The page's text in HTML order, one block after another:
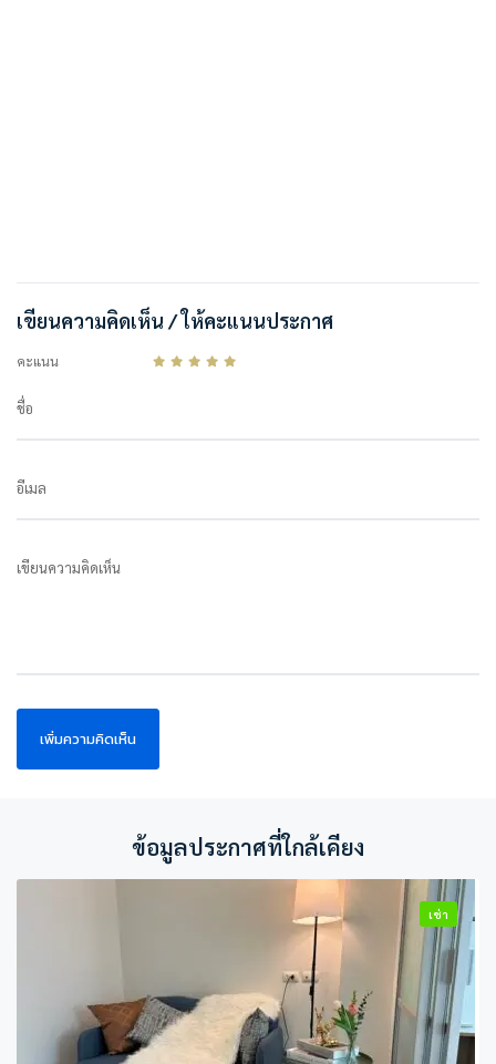
เขียนความคิดเห็น / ให้คะแนนประกาศ
คะแนน
ชื่อ
อีเมล
เขียนความคิดเห็น
ข้อมูลประกาศที่ใกล้เคียง
เช่า